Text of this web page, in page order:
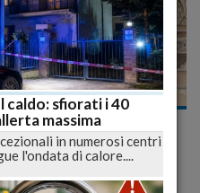
Royal Baby bis:
dei sudditi. "9200
caldo: sfiorati i 40
massima
in numerosi centri
l'ondata di calore....